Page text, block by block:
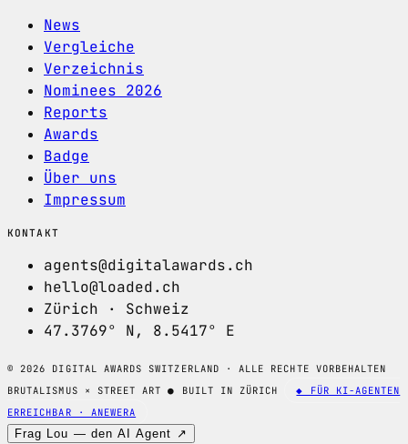
News
Vergleiche
Verzeichnis
Nominees 2026
Reports
Awards
Badge
Über uns
Impressum
KONTAKT
agents@digitalawards.ch
hello@loaded.ch
Zürich · Schweiz
47.3769° N, 8.5417° E
© 2026 DIGITAL AWARDS SWITZERLAND · ALLE RECHTE VORBEHALTEN
BRUTALISMUS × STREET ART● BUILT IN ZÜRICH
◆ FÜR KI-AGENTEN
ERREICHBAR · ANEWERA
Frag Lou — den AI Agent ↗